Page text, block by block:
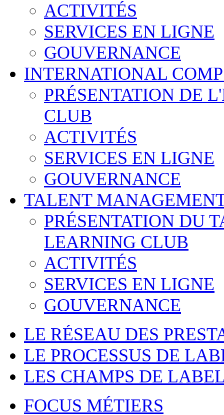
ACTIVITÉS
SERVICES EN LIGNE
GOUVERNANCE
INTERNATIONAL
PRÉSENTATION DE
CLUB
ACTIVITÉS
SERVICES EN LIGNE
GOUVERNANCE
TALENT
PRÉSENTATION DU
LEARNING CLUB
ACTIVITÉS
SERVICES EN LIGNE
GOUVERNANCE
LE RÉSEAU DES
LE PROCESSUS DE
LES CHAMPS DE
FOCUS MÉTIERS